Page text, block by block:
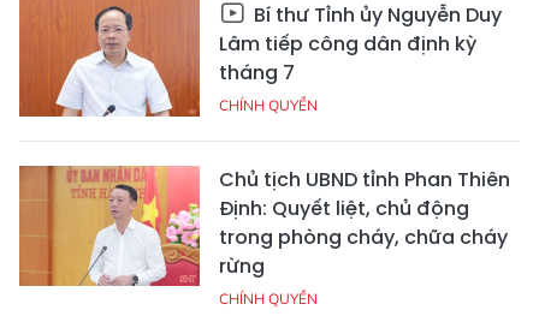
Bí thư Tỉnh ủy Nguyễn Duy
Lâm tiếp công dân định kỳ
tháng 7
CHÍNH QUYỀN
Chủ tịch UBND tỉnh Phan Thiên
Định: Quyết liệt, chủ động
trong phòng cháy, chữa cháy
rừng
CHÍNH QUYỀN